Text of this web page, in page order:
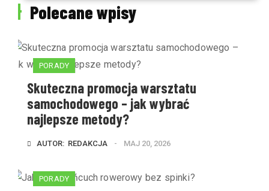
Polecane wpisy
PORADY
Skuteczna promocja warsztatu
samochodowego – jak wybrać
najlepsze metody?
AUTOR: REDAKCJA MAJ 20, 2026
PORADY